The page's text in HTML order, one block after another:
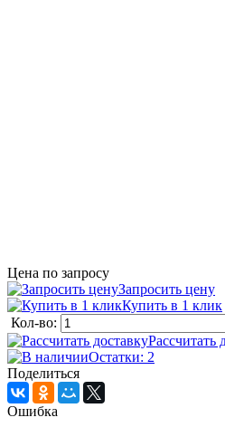
Цена по запросу
Запросить цену
Купить в 1 клик
Кол-во:
Рассчитать
Остатки: 2
Поделиться
Ошибка